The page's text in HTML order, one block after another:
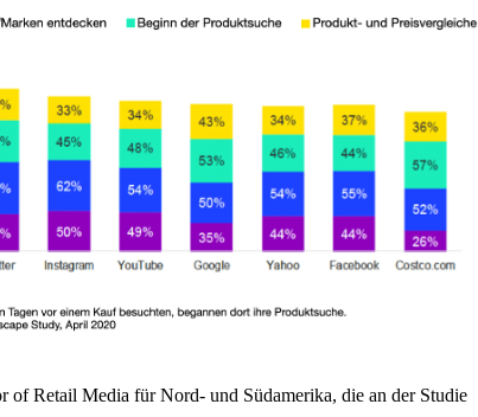
of Retail Media für Nord- und Südamerika, die an der Studie